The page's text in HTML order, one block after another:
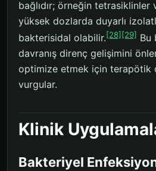
bağlıdır; örneğin tetrasiklinler
yüksek dozlarda duyarlı
bakterisidal olabilir.[28] [29] Bu
davranış direnç gelişimini
optimize etmek için terapötik
vurgular.
Klinik
Bakteriyel